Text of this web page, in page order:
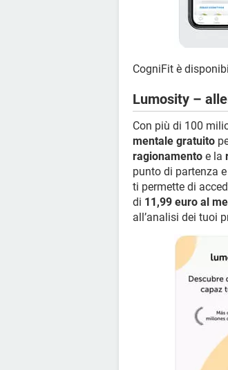
CogniFit è
Lumosity –
Con più di 100
mentale gratuito
ragionamento e la
punto di partenza
ti permette di
di 11,99 euro al
all’analisi dei tuoi